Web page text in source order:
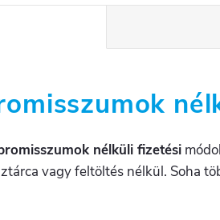
nélküli fizetési
vagy feltöltés nélkül. Soha